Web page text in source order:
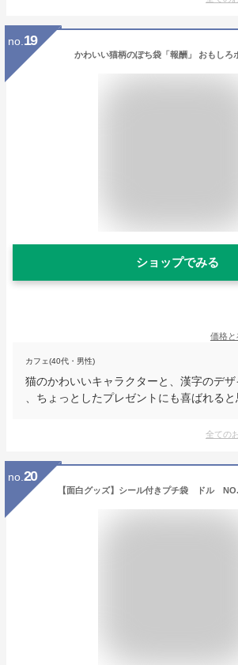
no. 19
かわいい猫柄のぽち袋「報酬」 おもしろ
ショップでみる
価格と
カフェ(40代・男性)
猫のかわいいキャラクターと、漢字のデ
、ちょっとしたプレゼントにも喜ばれると
全ての
no. 20